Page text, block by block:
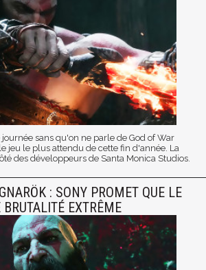
sans qu'on ne parle de God of War
jeu le plus attendu de cette fin d'année. La
des développeurs de Santa Monica Studios.
: SONY PROMET QUE LE
EXTRÊME